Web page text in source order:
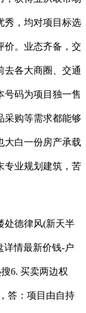
秀，均对项目标选
价。业态齐备，交
去各大商圈、交通
号码为项目独一售
采购等需求都能够
大白一份房产承载
专业规划建筑，苦
德律风(新天半
详情最新价钱-户
6. 买卖两边权
答：项目由自持